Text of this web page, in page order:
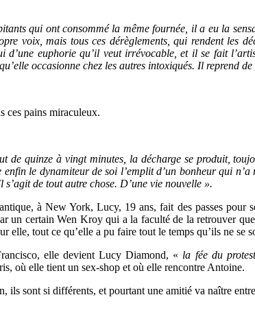
qui ont consommé la même fournée, il a eu la
voix, mais tous ces dérèglements, qui rendent les
d’une euphorie qu’il veut irrévocable, et il se fait
occasionne chez les autres intoxiqués. Il reprend
ces pains miraculeux.
de quinze à vingt minutes, la décharge se produit,
enfin le dynamiteur de soi l’emplit d’un bonheur qui
de tout autre chose. D’une vie nouvelle ».
à New York, Lucy, 19 ans, fait des passes pour
un certain Wen Kroy qui a la faculté de la retrouver
elle, tout ce qu’elle a pu faire tout le temps qu’ils ne se
elle devient Lucy Diamond, « la fée du
où elle tient un sex-shop et où elle rencontre Antoine.
ils sont si différents, et pourtant une amitié va naître